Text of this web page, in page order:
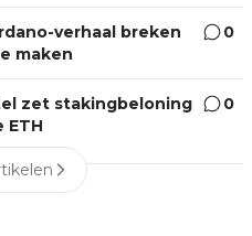
verhaal breken
maken
0
zet stakingbeloning
0